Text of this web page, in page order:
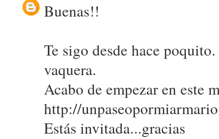
Buenas!!
Te sigo desde hace
vaquera.
Acabo de empezar en este
http://
Estás invitada...gracias